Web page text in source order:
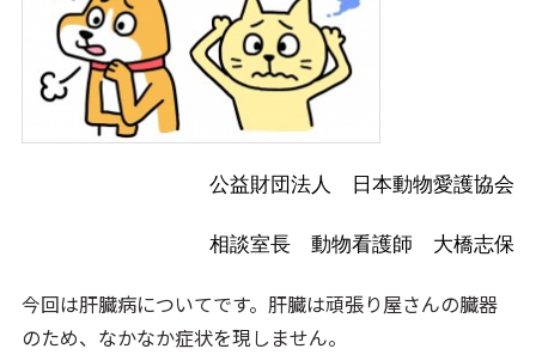
公益財団法人 日本動物愛護協会
相談室長 動物看護師 大橋志保
今回は肝臓病についてです。肝臓は頑張り屋さんの臓器
のため、なかなか症状を現しません。